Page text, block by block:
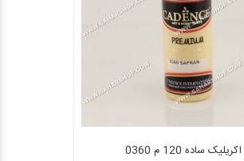
اکریلیک ساده 120 م 0360